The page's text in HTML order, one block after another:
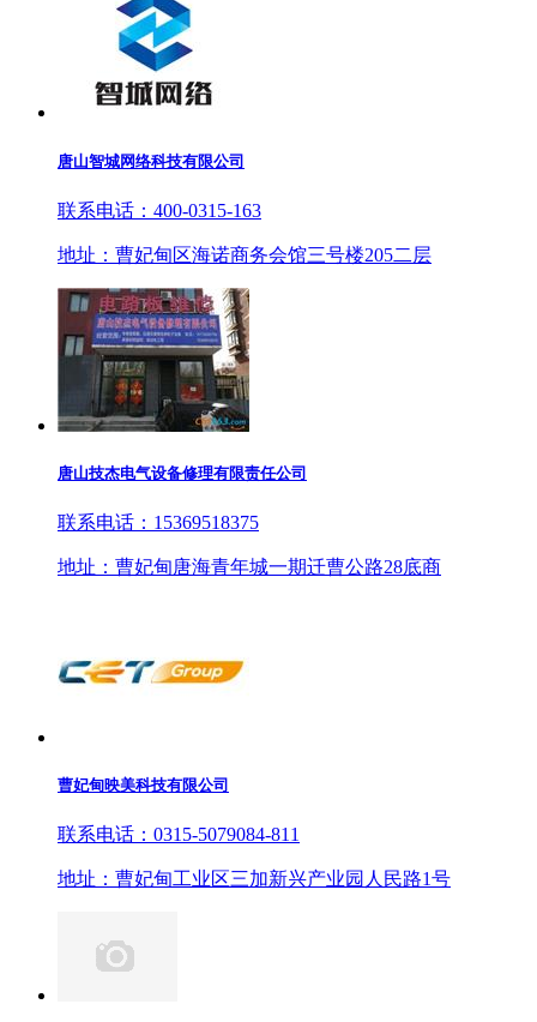
唐山智城网络科技有限公司
联系电话：400-0315-163
地址：曹妃甸区海诺商务会馆三号楼205二层
唐山技杰电气设备修理有限责任公司
联系电话：15369518375
地址：曹妃甸唐海青年城一期迁曹公路28底商
曹妃甸映美科技有限公司
联系电话：0315-5079084-811
地址：曹妃甸工业区三加新兴产业园人民路1号